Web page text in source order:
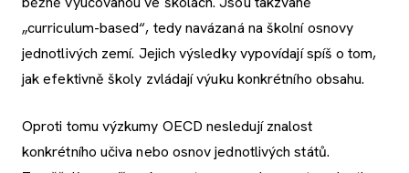
„curriculum-based“, tedy navázaná na školní osnovy
jednotlivých zemí. Jejich výsledky vypovídají spíš o tom,
jak efektivně školy zvládají výuku konkrétního obsahu.
Oproti tomu výzkumy OECD nesledují znalost
konkrétního učiva nebo osnov jednotlivých států.